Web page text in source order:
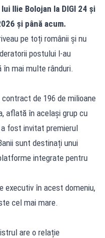
Ilie Bolojan la DIGI 24 și
și până acum.
pe toți românii și nu
postului l-au
mai multe rânduri.
de 196 de milioane
aflată în același grup cu
a fost invitat premierul
sunt destinați unui
integrate pentru
executiv în acest domeniu,
cel mai mare.
are o relație